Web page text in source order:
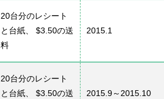
20台分のレシート
と台紙、 $3.50の送
料
2015.1
20台分のレシート
と台紙、 $3.50の送
2015.9～2015.10